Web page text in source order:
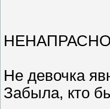
Не девочка
Забыла, кто